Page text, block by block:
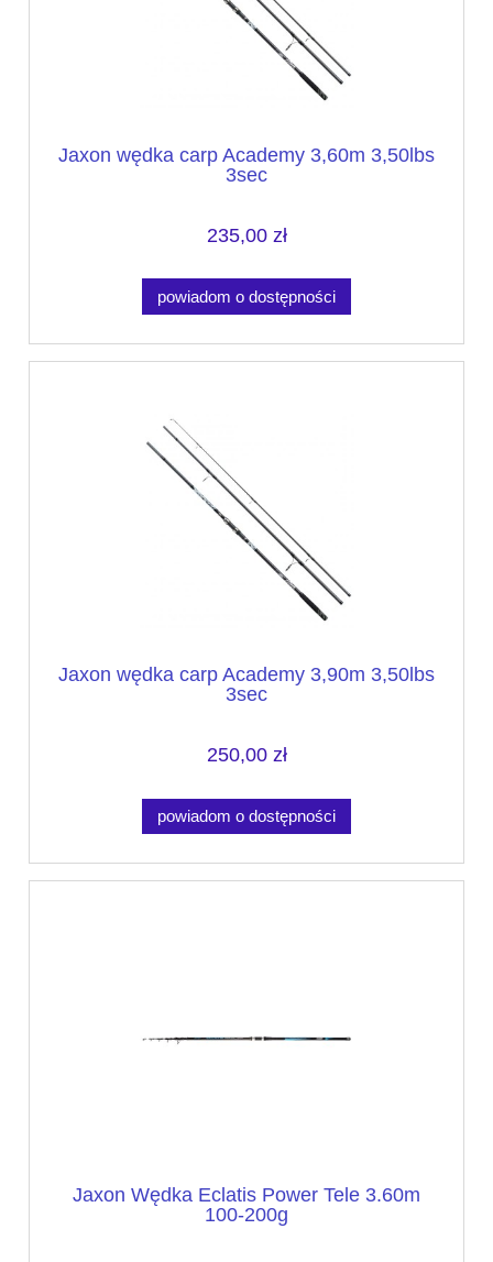
Jaxon wędka carp Academy 3,60m 3,50lbs
3sec
235,00 zł
powiadom o dostępności
Jaxon wędka carp Academy 3,90m 3,50lbs
3sec
250,00 zł
powiadom o dostępności
Jaxon Wędka Eclatis Power Tele 3.60m
100-200g